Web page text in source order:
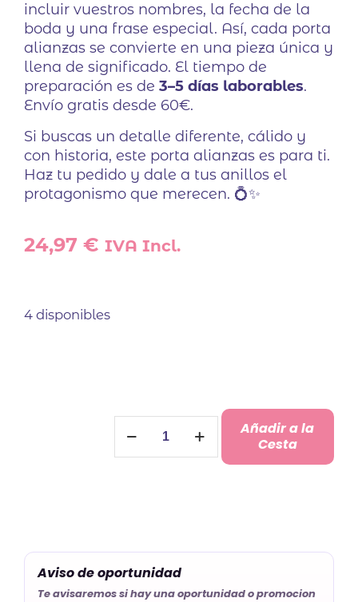
incluir vuestros nombres, la fecha de la
boda y una frase especial. Así, cada porta
alianzas se convierte en una pieza única y
llena de significado. El tiempo de
preparación es de 3–5 días laborables.
Envío gratis desde 60€.
Si buscas un detalle diferente, cálido y
con historia, este porta alianzas es para ti.
Haz tu pedido y dale a tus anillos el
protagonismo que merecen. 💍✨
24,97 € IVA Incl.
4 disponibles
Alianzas
Rodaja
Añadir a la
Cesta
Aviso de oportunidad
Te avisaremos si hay una oportunidad o promocion